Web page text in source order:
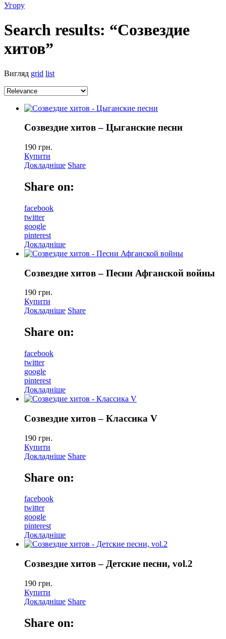
Угору
Search results: “Созвездие
хитов”
Вигляд grid list
Созвездие хитов – Цыганские песни
190 грн.
Купити
Докладніше Share
Share on:
facebook
twitter
google
pinterest
Докладніше
Созвездие хитов – Песни Афганской войны
190 грн.
Купити
Докладніше Share
Share on:
facebook
twitter
google
pinterest
Докладніше
Созвездие хитов – Классика V
190 грн.
Купити
Докладніше Share
Share on:
facebook
twitter
google
pinterest
Докладніше
Созвездие хитов – Детские песни, vol.2
190 грн.
Купити
Докладніше Share
Share on: